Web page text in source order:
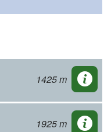
1425 m
1925 m